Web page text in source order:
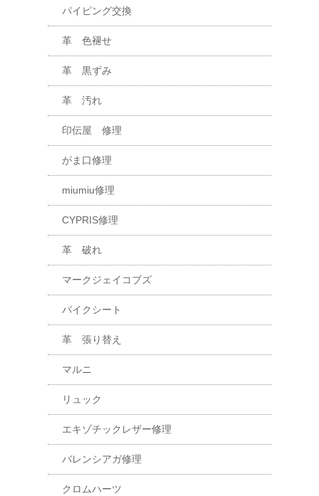
パイピング交換
革 色褪せ
革 黒ずみ
革 汚れ
印伝屋 修理
がま口修理
miumiu修理
CYPRIS修理
革 破れ
マークジェイコブズ
バイクシート
革 張り替え
マルニ
リュック
エキゾチックレザー修理
バレンシアガ修理
クロムハーツ